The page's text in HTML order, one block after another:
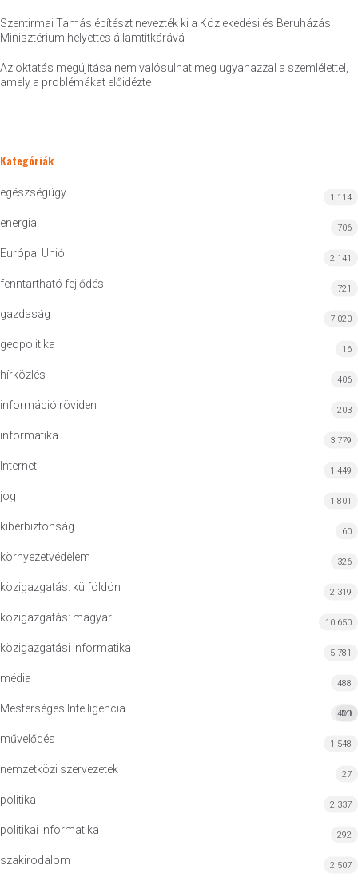
Szentirmai Tamás építészt nevezték ki a Közlekedési és Beruházási
Minisztérium helyettes államtitkárává
Az oktatás megújítása nem valósulhat meg ugyanazzal a szemlélettel,
amely a problémákat előidézte
Kategóriák
egészségügy 1 114
energia 706
Európai Unió 2 141
fenntartható fejlődés 721
gazdaság 7 020
geopolitika 16
hírközlés 406
információ röviden 203
informatika 3 779
Internet 1 449
jog 1 801
kiberbiztonság 60
környezetvédelem 326
közigazgatás: külföldön 2 319
közigazgatás: magyar 10 650
közigazgatási informatika 5 781
média 488
Mesterséges Intelligencia MI
420
művelődés 1 548
nemzetközi szervezetek 27
politika 2 337
politikai informatika 292
szakirodalom 2 507